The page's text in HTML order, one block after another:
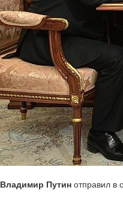
Владимир Путин отправил в